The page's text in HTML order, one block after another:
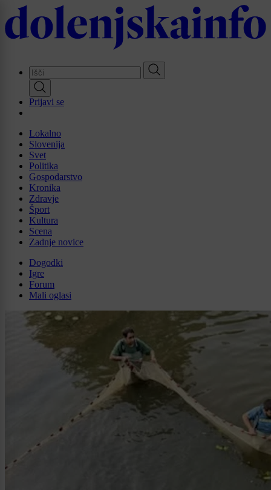
Skip
to
main
Prijavi se
Lokalno
Slovenija
Svet
Politika
Gospodarstvo
Kronika
Zdravje
Šport
Kultura
Scena
Zadnje novice
Dogodki
Igre
Forum
Mali oglasi